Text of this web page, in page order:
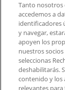
Contacto
Tienda
Notificar
aplicación?
Índices
Tanto
accedemos a
identificadores
y navegar,
apoyen los
nuestros
seleccionas
deshabilitarás.
contenido y los
relevantes